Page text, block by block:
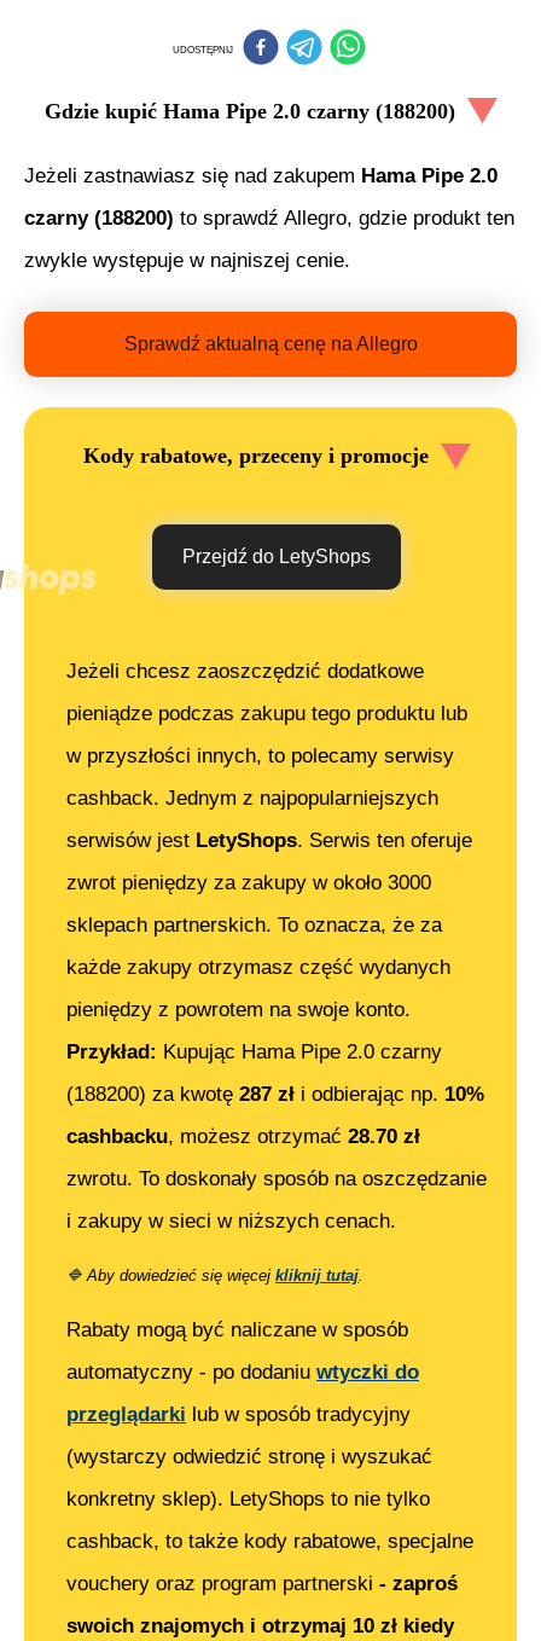
UDOSTĘPNIJ
Gdzie kupić Hama Pipe 2.0 czarny (188200)
Jeżeli zastnawiasz się nad zakupem Hama Pipe 2.0
czarny (188200) to sprawdź Allegro, gdzie produkt ten
zwykle występuje w najniszej cenie.
Sprawdź aktualną cenę na Allegro
Kody rabatowe, przeceny i promocje
Przejdź do LetyShops
Jeżeli chcesz zaoszczędzić dodatkowe
pieniądze podczas zakupu tego produktu lub
w przyszłości innych, to polecamy serwisy
cashback. Jednym z najpopularniejszych
serwisów jest LetyShops. Serwis ten oferuje
zwrot pieniędzy za zakupy w około 3000
sklepach partnerskich. To oznacza, że za
każde zakupy otrzymasz część wydanych
pieniędzy z powrotem na swoje konto.
Przykład: Kupując Hama Pipe 2.0 czarny
(188200) za kwotę 287 zł i odbierając np. 10%
cashbacku, możesz otrzymać 28.70 zł
zwrotu. To doskonały sposób na oszczędzanie
i zakupy w sieci w niższych cenach.
🔷 Aby dowiedzieć się więcej kliknij tutaj
Rabaty mogą być naliczane w sposób
automatyczny - po dodaniu wtyczki do
przeglądarki lub w sposób tradycyjny
(wystarczy odwiedzić stronę i wyszukać
konkretny sklep). LetyShops to nie tylko
cashback, to także kody rabatowe, specjalne
vouchery oraz program partnerski - zaproś
swoich znajomych i otrzymaj 10 zł kiedy